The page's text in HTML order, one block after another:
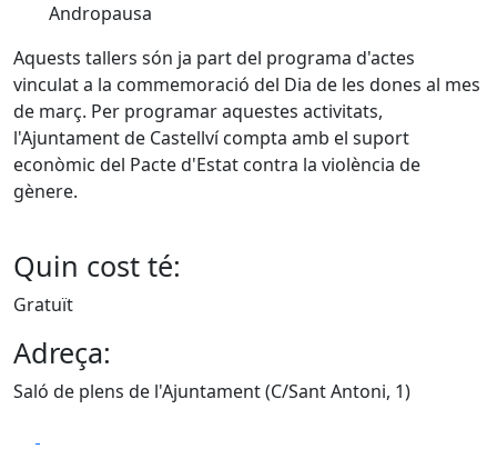
Andropausa
Aquests tallers són ja part del programa d'actes
vinculat a la commemoració del Dia de les dones al mes
de març. Per programar aquestes activitats,
l'Ajuntament de Castellví compta amb el suport
econòmic del Pacte d'Estat contra la violència de
gènere.
Quin cost té:
Gratuït
Adreça:
Saló de plens de l'Ajuntament (C/Sant Antoni, 1)